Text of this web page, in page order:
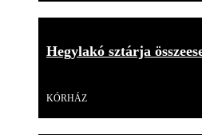
Hegylakó sztárja
KÓRHÁZ